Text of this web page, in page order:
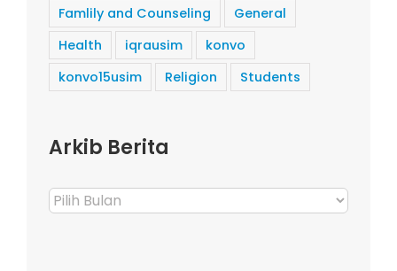
Famlily and Counseling
General
Health
iqrausim
konvo
konvo15usim
Religion Students
Arkib Berita
Arkib
Berita